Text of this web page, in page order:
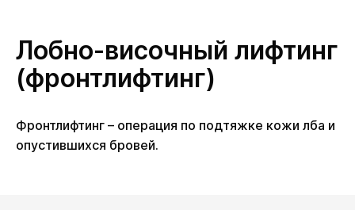
Лобно-височный лифтинг
(фронтлифтинг)
Фронтлифтинг – операция по подтяжке кожи лба и
опустившихся бровей.